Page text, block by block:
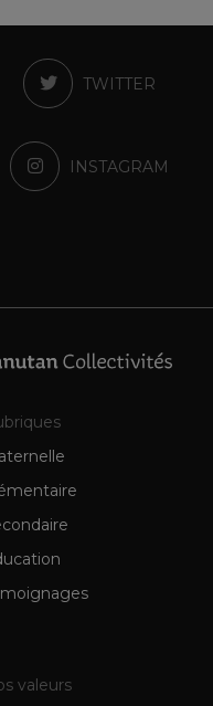
TWITTER
INSTAGRAM
valeurs